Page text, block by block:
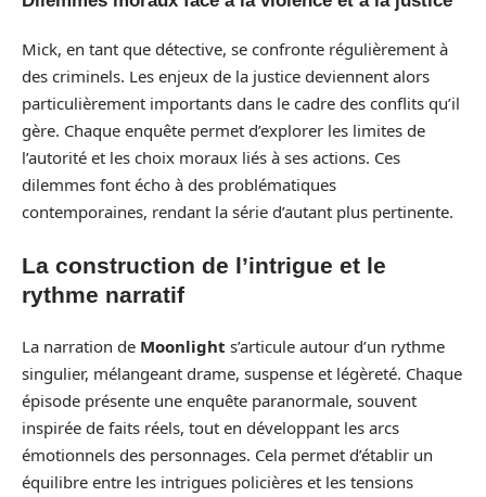
Mick, en tant que détective, se confronte régulièrement à
des criminels. Les enjeux de la justice deviennent alors
particulièrement importants dans le cadre des conflits qu’il
gère. Chaque enquête permet d’explorer les limites de
l’autorité et les choix moraux liés à ses actions. Ces
dilemmes font écho à des problématiques
contemporaines, rendant la série d’autant plus pertinente.
La construction de l’intrigue et le
rythme narratif
La narration de Moonlight s’articule autour d’un rythme
singulier, mélangeant drame, suspense et légèreté. Chaque
épisode présente une enquête paranormale, souvent
inspirée de faits réels, tout en développant les arcs
émotionnels des personnages. Cela permet d’établir un
équilibre entre les intrigues policières et les tensions